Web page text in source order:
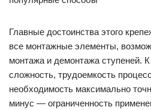
Главные достоинства этого
все монтажные элементы,
монтажа и демонтажа ступеней.
сложность, трудоемкость
необходимость максимально
минус — ограниченность